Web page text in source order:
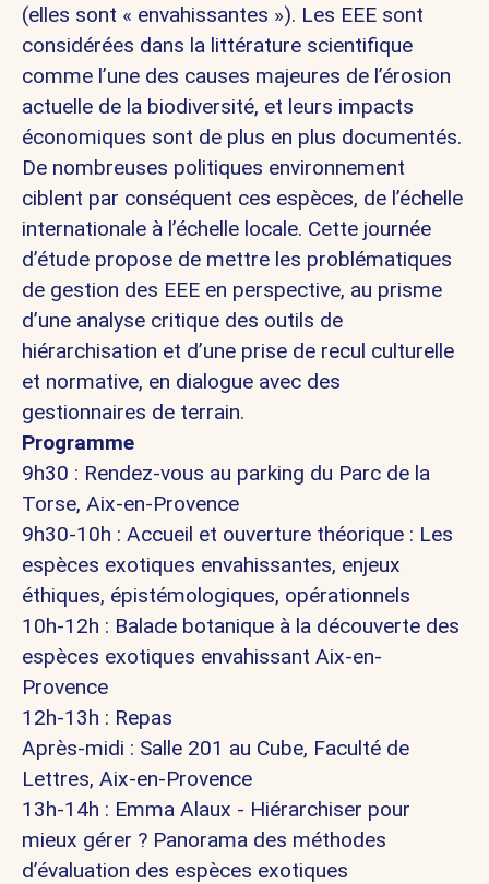
(elles sont « envahissantes »). Les EEE sont
considérées dans la littérature scientifique
comme l’une des causes majeures de l’érosion
actuelle de la biodiversité, et leurs impacts
économiques sont de plus en plus documentés.
De nombreuses politiques environnement
ciblent par conséquent ces espèces, de l’échelle
internationale à l’échelle locale. Cette journée
d’étude propose de mettre les problématiques
de gestion des EEE en perspective, au prisme
d’une analyse critique des outils de
hiérarchisation et d’une prise de recul culturelle
et normative, en dialogue avec des
gestionnaires de terrain.
Programme
9h30 : Rendez-vous au parking du Parc de la
Torse, Aix-en-Provence
9h30-10h : Accueil et ouverture théorique : Les
espèces exotiques envahissantes, enjeux
éthiques, épistémologiques, opérationnels
10h-12h : Balade botanique à la découverte des
espèces exotiques envahissant Aix-en-
Provence
12h-13h : Repas
Après-midi : Salle 201 au Cube, Faculté de
Lettres, Aix-en-Provence
13h-14h : Emma Alaux - Hiérarchiser pour
mieux gérer ? Panorama des méthodes
d’évaluation des espèces exotiques